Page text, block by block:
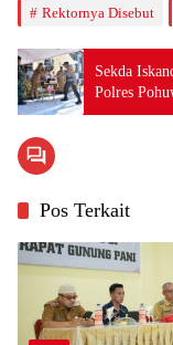
Rektornya Disebut
Sekda
Polres
Pos Terkait